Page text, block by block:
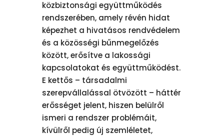
közbiztonsági együttműködés
rendszerében, amely révén hidat
képezhet a hivatásos rendvédelem
és a közösségi bűnmegelőzés
között, erősítve a lakossági
kapcsolatokat és együttműködést.
E kettős – társadalmi
szerepvállalással ötvözött – háttér
erősséget jelent, hiszen belülről
ismeri a rendszer problémáit,
kívülről pedig új szemléletet,